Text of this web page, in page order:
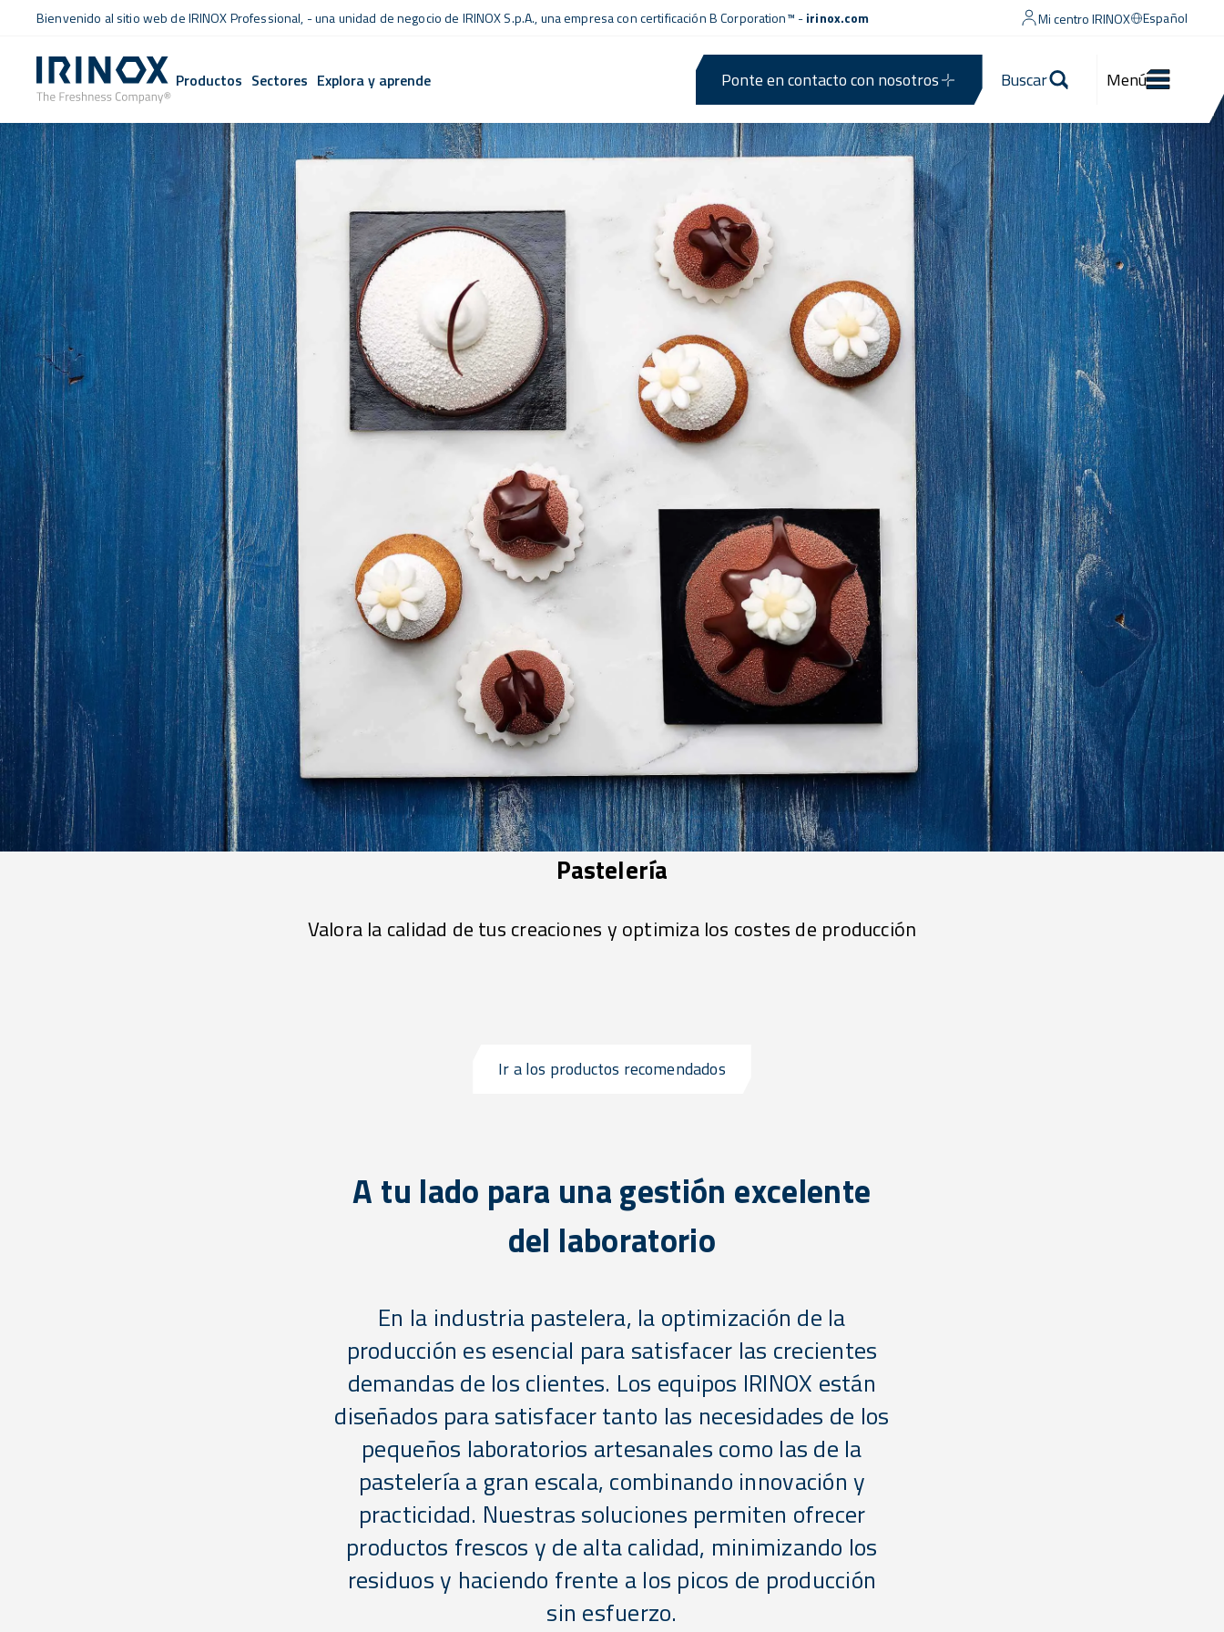
Bienvenido al sitio web de IRINOX Professional, - una unidad de negocio de IRINOX S.p.A., una empresa concertificación B Corporation™ -irinox.com Mi centro IRINOX Español
Productos Sectores Explora y aprende Ponte en contacto con nosotros Buscar Menú
Pastelería
Valora la calidad de tus creaciones y optimiza los costes de producción
Ir a los productos recomendados
A tu lado para una gestión excelente
del laboratorio
En la industria pastelera, la optimización de la
producción es esencial para satisfacer las crecientes
demandas de los clientes. Los equipos IRINOX están
diseñados para satisfacer tanto las necesidades de los
pequeños laboratorios artesanales como las de la
pastelería a gran escala, combinando innovación y
practicidad. Nuestras soluciones permiten ofrecer
productos frescos y de alta calidad, minimizando los
residuos y haciendo frente a los picos de producción
sin esfuerzo.